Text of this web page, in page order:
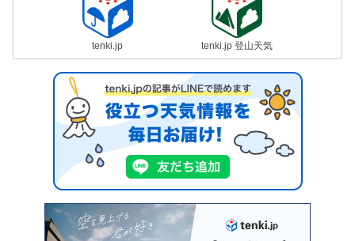
tenki.jp tenki.jp 登山天気